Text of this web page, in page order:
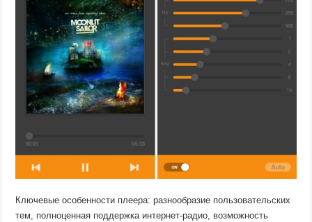
Ключевые особенности плеера: разнообразие пользовательских
тем, полноценная поддержка интернет-радио, возможность